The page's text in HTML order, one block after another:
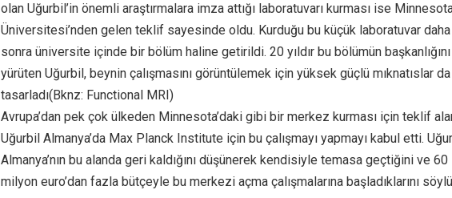
olan Uğurbil’in önemli araştırmalara imza attığı laboratuvarı kurması ise
Üniversitesi’nden gelen teklif sayesinde oldu. Kurduğu bu küçük laboratuvar daha
sonra üniversite içinde bir bölüm haline getirildi. 20 yıldır bu bölümün başkanlığını
yürüten Uğurbil, beynin çalışmasını görüntülemek için yüksek güçlü mıknatıslar da
tasarladı(Bknz: Functional MRI)
Avrupa’dan pek çok ülkeden Minnesota’daki gibi bir merkez kurması için teklif
Uğurbil Almanya’da Max Planck Institute için bu çalışmayı yapmayı kabul etti.
Almanya’nın bu alanda geri kaldığını düşünerek kendisiyle temasa geçtiğini ve 60
milyon euro’dan fazla bütçeyle bu merkezi açma çalışmalarına başladıklarını